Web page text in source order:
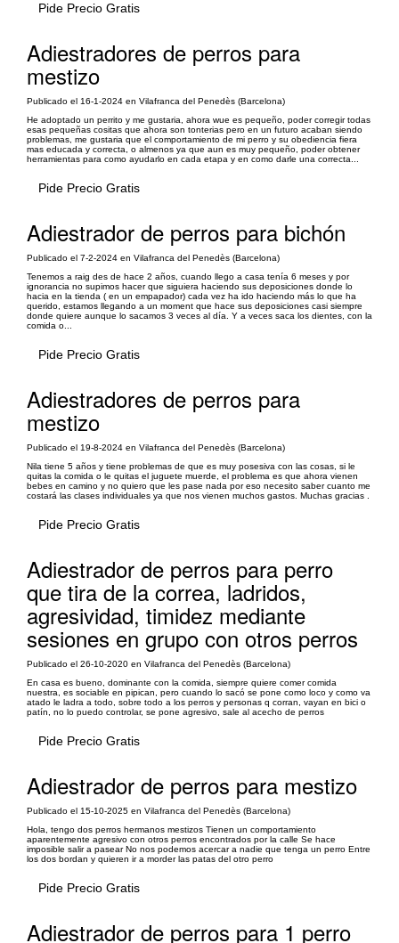
Pide Precio Gratis
Adiestradores de perros para
mestizo
Publicado el 16-1-2024 en Vilafranca del Penedès (Barcelona)
He adoptado un perrito y me gustaria, ahora wue es pequeño, poder corregir todas
esas pequeñas cositas que ahora son tonterias pero en un futuro acaban siendo
problemas, me gustaria que el comportamiento de mi perro y su obediencia fiera
mas educada y correcta, o almenos ya que aun es muy pequeño, poder obtener
herramientas para como ayudarlo en cada etapa y en como darle una correcta...
Pide Precio Gratis
Adiestrador de perros para bichón
Publicado el 7-2-2024 en Vilafranca del Penedès (Barcelona)
Tenemos a raig des de hace 2 años, cuando llego a casa tenía 6 meses y por
ignorancia no supimos hacer que siguiera haciendo sus deposiciones donde lo
hacia en la tienda ( en un empapador) cada vez ha ido haciendo más lo que ha
querido, estamos llegando a un moment que hace sus deposiciones casi siempre
donde quiere aunque lo sacamos 3 veces al día. Y a veces saca los dientes, con la
comida o...
Pide Precio Gratis
Adiestradores de perros para
mestizo
Publicado el 19-8-2024 en Vilafranca del Penedès (Barcelona)
Nila tiene 5 años y tiene problemas de que es muy posesiva con las cosas, si le
quitas la comida o le quitas el juguete muerde, el problema es que ahora vienen
bebes en camino y no quiero que les pase nada por eso necesito saber cuanto me
costará las clases individuales ya que nos vienen muchos gastos. Muchas gracias .
Pide Precio Gratis
Adiestrador de perros para perro
que tira de la correa, ladridos,
agresividad, timidez mediante
sesiones en grupo con otros perros
Publicado el 26-10-2020 en Vilafranca del Penedès (Barcelona)
En casa es bueno, dominante con la comida, siempre quiere comer comida
nuestra, es sociable en pipican, pero cuando lo sacó se pone como loco y como va
atado le ladra a todo, sobre todo a los perros y personas q corran, vayan en bici o
patín, no lo puedo controlar, se pone agresivo, sale al acecho de perros
Pide Precio Gratis
Adiestrador de perros para mestizo
Publicado el 15-10-2025 en Vilafranca del Penedès (Barcelona)
Hola, tengo dos perros hermanos mestizos Tienen un comportamiento
aparentemente agresivo con otros perros encontrados por la calle Se hace
imposible salir a pasear No nos podemos acercar a nadie que tenga un perro Entre
los dos bordan y quieren ir a morder las patas del otro perro
Pide Precio Gratis
Adiestrador de perros para 1 perro